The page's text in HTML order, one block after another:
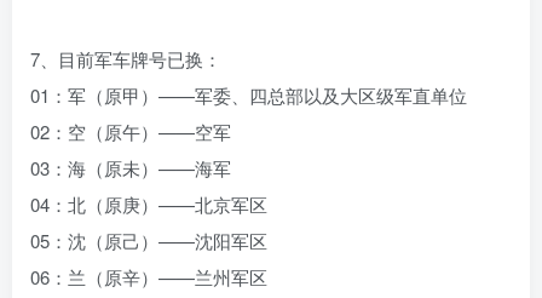
7、目前军车牌号已换：
01：军（原甲）——军委、四总部以及大区级军直单位
02：空（原午）——空军
03：海（原未）——海军
04：北（原庚）——北京军区
05：沈（原己）——沈阳军区
06：兰（原辛）——兰州军区